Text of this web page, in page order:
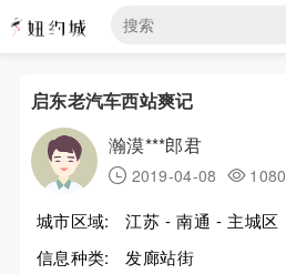
启东老汽车西站爽记
瀚漠***郎君
2019-04-08 1080
城市区域:
江苏 - 南通 - 主城区
信息种类:
发廊站街